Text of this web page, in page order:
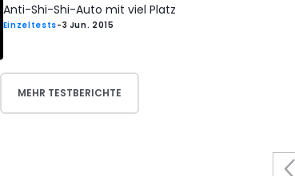
Anti-Shi-Shi-Auto mit viel Platz
Einzeltests-3 Jun. 2015
MEHR TESTBERICHTE